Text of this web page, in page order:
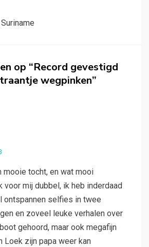
op “Record gevestigd
wegpinken”
mooie tocht, en wat mooi
voor mij dubbel, ik heb inderdaad
ontspannen selfies in twee
en zoveel leuke verhalen over
gehoord, maar ook megafijn
Loek zijn papa weer kan